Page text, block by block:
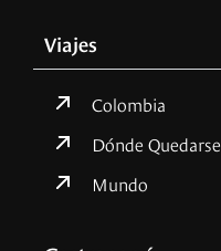
Viajes
Colombia
Dónde Quedarse
Mundo